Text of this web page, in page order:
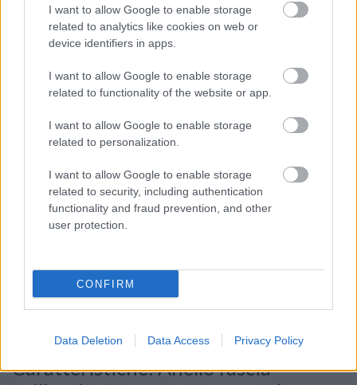
I want to allow Google to enable storage
related to analytics like cookies on web or
device identifiers in apps.
I want to allow Google to enable storage
related to functionality of the website or app.
I want to allow Google to enable storage
related to personalization.
I want to allow Google to enable storage
related to security, including authentication
functionality and fraud prevention, and other
user protection.
CONFIRM
Data Deletion Data Access Privacy Policy
La tua richiesta *
Consenso al
personali *
Caratteristiche: Anello fascia -